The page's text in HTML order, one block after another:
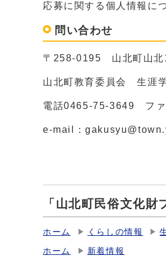
応募に関する個人情報に
問い合わせ
〒258-0195 山北町山北
山北町教育委員会 生涯
電話0465-75-3649 フ
e-mail：
「山北町民俗文化
ホーム くらしの情報
ホーム 新着情報